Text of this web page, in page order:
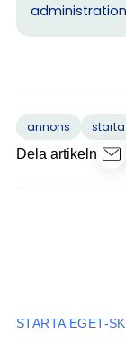
annons
Dela artikeln
STARTA EGET-